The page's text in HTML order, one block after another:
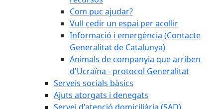
Com puc ajudar?
Vull cedir un espai per acollir
Informació i emergència (Contacte
Generalitat de Catalunya)
Animals de companyia que arriben
d'Ucraïna - protocol Generalitat
Serveis socials bàsics
Ajuts atorgats i denegats